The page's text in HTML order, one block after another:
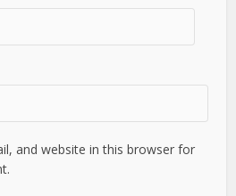
and website in this browser for